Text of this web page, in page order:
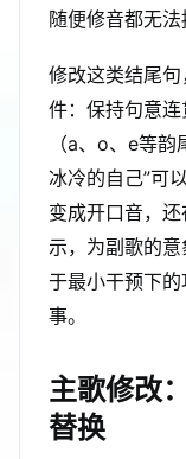
随便修音都无法
修改这类结尾
件：保持句意
（a、o、e等
冰冷的自己”可
变成开口音，
示，为副歌的
于最小干预下
事。
主歌修改
替换